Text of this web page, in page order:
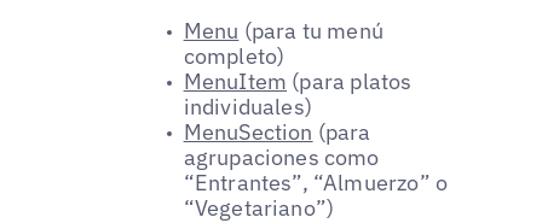
Menu (para tu menú
completo)
MenuItem (para platos
individuales)
MenuSection (para
agrupaciones como
“Entrantes”, “Almuerzo” o
“Vegetariano”)